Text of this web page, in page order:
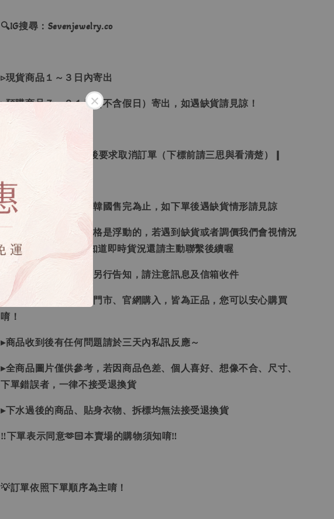
🔍IG搜尋：Sevenjewelry.co
▹現貨商品１～３日內寄出
▹預購商品７～２１日（不含假日）寄出，如遇缺貨請見諒！
❙ 本賣場不接受下標後要求取消訂單（下標前請三思與看清楚）❙
▸所有商品皆以日本、韓國售完為止，如下單後遇缺貨情形請見諒
▸因日本商品貨況和價格是浮動的，若遇到缺貨或者調價我們會視情況
等待下單，若您想要知道即時貨況還請主動聯繫後續喔
▸如遇缺斷貨情形會再另行告知，請注意訊息及信箱收件
▸商品皆由日本、韓國門市、官網購入，皆為正品，您可以安心購買
唷！
▸商品收到後有任何問題請於三天內私訊反應～
▸全商品圖片僅供參考，若因商品色差、個人喜好、想像不合、尺寸、
下單錯誤者，一律不接受退換貨
▸下水過後的商品、貼身衣物、拆標均無法接受退換貨
‼下單表示同意🫶🏻本賣場的購物須知唷‼
💡訂單依照下單順序為主唷！